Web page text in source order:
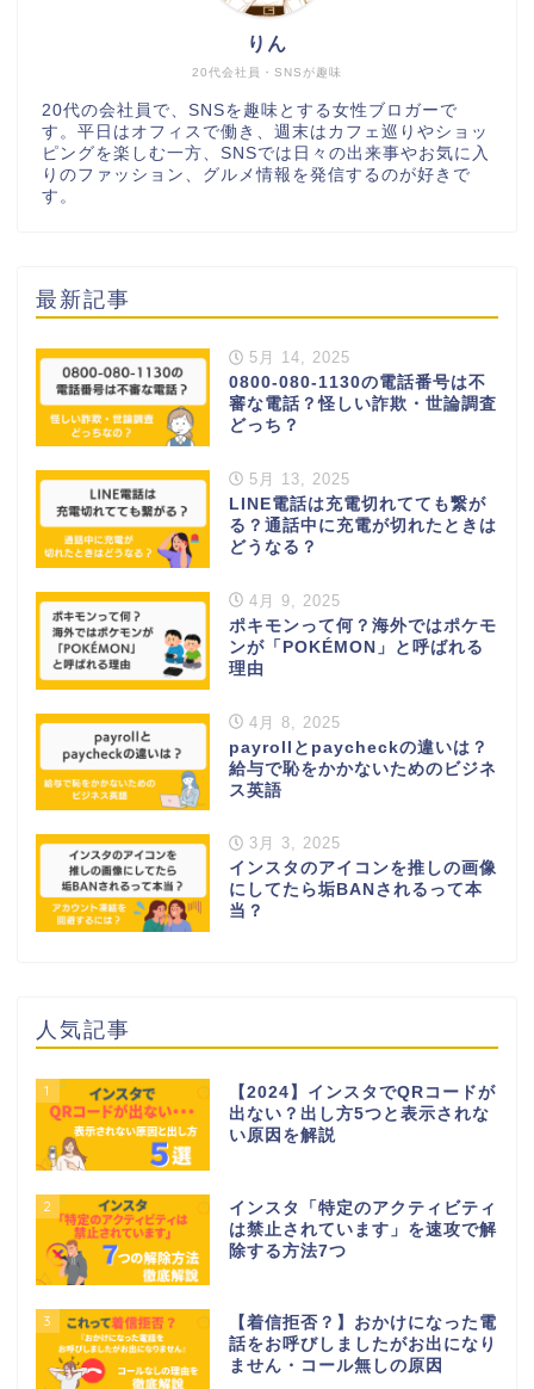
20代会社員・SNSが趣味
りん
20代の会社員で、SNSを趣味とする女性ブロガーで
す。平日はオフィスで働き、週末はカフェ巡りやショッ
ピングを楽しむ一方、SNSでは日々の出来事やお気に入
りのファッション、グルメ情報を発信するのが好きで
す。
最新記事
5月 14, 2025
0800-080-1130の電話番号は不
審な電話？怪しい詐欺・世論調査
どっち？
5月 13, 2025
LINE電話は充電切れてても繋が
る？通話中に充電が切れたときは
どうなる？
4月 9, 2025
ポキモンって何？海外ではポケモ
ンが「POKÉMON」と呼ばれる
理由
4月 8, 2025
payrollとpaycheckの違いは？
給与で恥をかかないためのビジネ
ス英語
3月 3, 2025
インスタのアイコンを推しの画像
にしてたら垢BANされるって本
当？
人気記事
1
【2024】インスタでQRコードが
出ない？出し方5つと表示されな
い原因を解説
2
インスタ「特定のアクティビティ
は禁止されています」を速攻で解
除する方法7つ
3
【着信拒否？】おかけになった電
話をお呼びしましたがお出になり
ません・コール無しの原因